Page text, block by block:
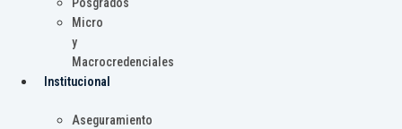
Posgrados
Micro
y
Macrocredenciales
Institucional
Aseguramiento